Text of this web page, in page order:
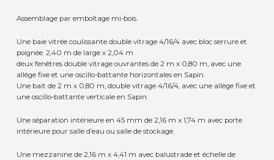
Assemblage par emboîtage mi-bois.
Une baie vitrée coulissante double vitrage 4/16/4 avec bloc serrure et
poignée. 2,40 m de large x 2,04 m
deux fenêtres double vitrage ouvrantes de 2 m x 0,80 m, avec une
allège fixe et une oscillo-battante horizontales en Sapin.
Une bait de 2 m x 0,80 m, double vitrage 4/16/4, avec une allège fixe et
une oscillo-battante verticale en Sapin.
Une séparation intérieure en 45 mm de 2,16 m x 1,74 m avec porte
intérieure pour salle d’eau ou salle de stockage.
Une mezzanine de 2,16 m x 4,41 m avec balustrade et échelle de